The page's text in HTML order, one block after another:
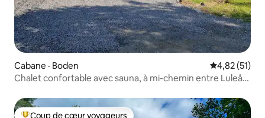
Cabane · Boden Note
4,82 (51)
Chalet confortable avec sauna, à mi-chemin entre Luleå
Coup de cœur voyageurs